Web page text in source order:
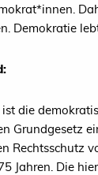
Demokratie
ist die
Grundgesetz
Rechtsschutz
Jahren. Die